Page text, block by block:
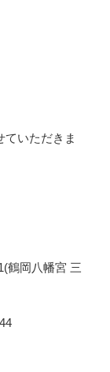
いただきま
鶴岡八幡宮 三